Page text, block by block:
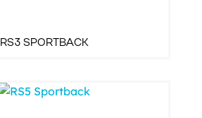
RS3 SPORTBACK